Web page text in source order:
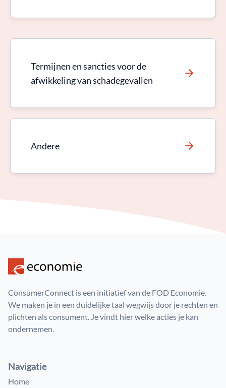
Termijnen en sancties voor de
afwikkeling van schadegevallen
Andere
ConsumerConnect is een initiatief van de FOD Economie.
We maken je in een duidelijke taal wegwijs door je rechten en
plichten als consument. Je vindt hier welke acties je kan
ondernemen.
Navigatie
Home